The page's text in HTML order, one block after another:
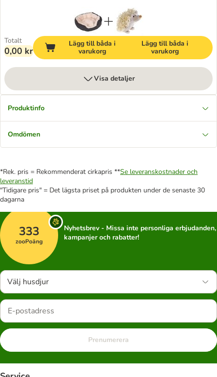
Totalt
0,00 kr
Lägg till båda i
varukorg
Lägg till båda i
varukorg
Visa detaljer
Produktinfo
Omdömen
*Rek. pris = Rekommenderat cirkapris **Se leveranskostnader och
leveranstid
"Tidigare pris" = Det lägsta priset på produkten under de senaste 30
dagarna
333
zooPoäng
Nyhetsbrev - Missa inte personliga erbjudanden,
kampanjer och rabatter!
Välj husdjur
Prenumerera